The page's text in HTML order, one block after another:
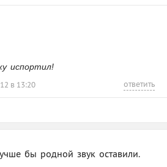
испортил!
в 13:20 ответить
бы родной звук оставили.